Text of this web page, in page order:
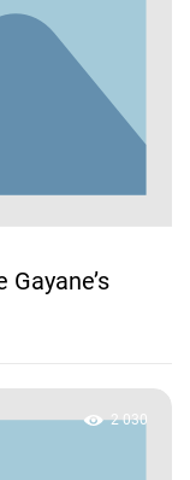
2 030